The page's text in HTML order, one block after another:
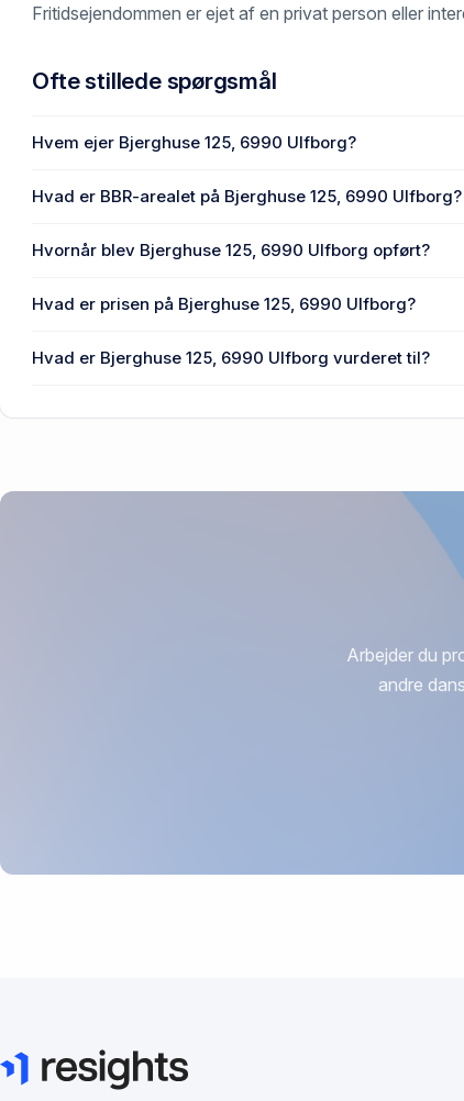
Fritidsejendommen er ejet af en privat person eller
Ofte stillede spørgsmål
Hvem ejer Bjerghuse 125, 6990 Ulfborg?
Hvad er BBR-arealet på Bjerghuse 125, 6990 Ulfborg?
Hvornår blev Bjerghuse 125, 6990 Ulfborg opført?
Hvad er prisen på Bjerghuse 125, 6990 Ulfborg?
Hvad er Bjerghuse 125, 6990 Ulfborg vurderet til?
Arbejder du
andre